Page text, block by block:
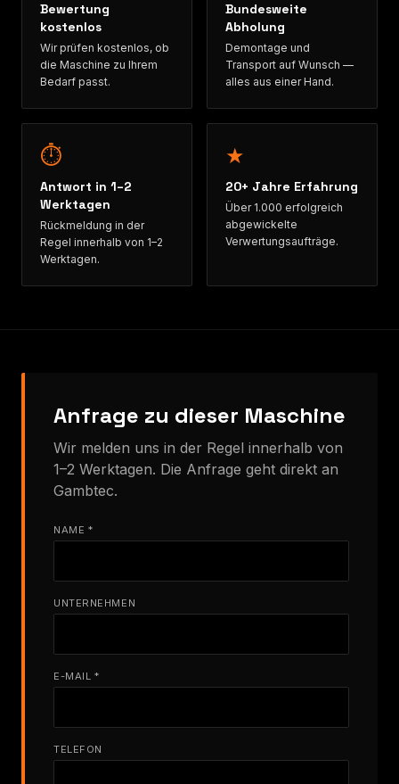
Bewertung
kostenlos
Wir prüfen kostenlos, ob
die Maschine zu Ihrem
Bedarf passt.
Bundesweite
Abholung
Demontage und
Transport auf Wunsch —
alles aus einer Hand.
⏱
Antwort in 1–2
Werktagen
Rückmeldung in der
Regel innerhalb von 1–2
Werktagen.
★
20+ Jahre Erfahrung
Über 1.000 erfolgreich
abgewickelte
Verwertungsaufträge.
Anfrage zu dieser Maschine
Wir melden uns in der Regel innerhalb von
1–2 Werktagen. Die Anfrage geht direkt an
Gambtec.
NAME *
UNTERNEHMEN
E-MAIL *
TELEFON